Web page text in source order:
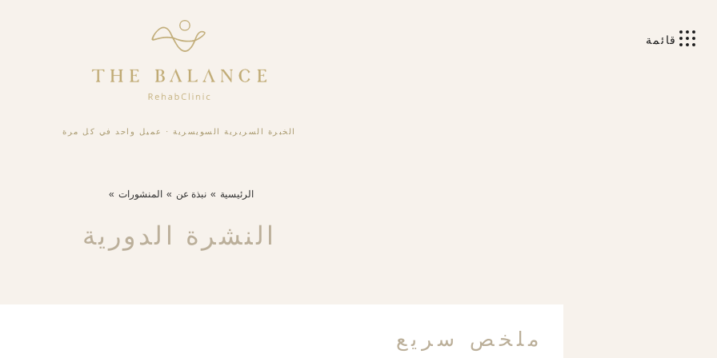
قائمة
الخبرة السريرية السويسرية · عميل واحد في كل مرة
الرئيسية نبذة عن المنشورات
النشرة الدورية
ملخص سريع